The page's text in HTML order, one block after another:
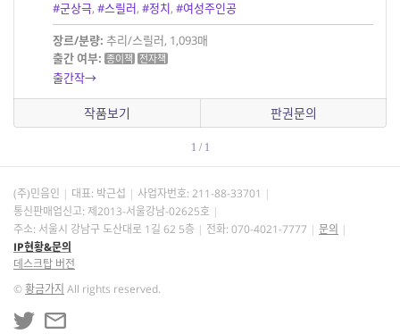
#군상극, #스릴러, #정치, #여성주인공
장르/분량: 추리/스릴러, 1,093매
출간 여부: 종이책 전자책
출간작→
작품보기 판권문의
1 / 1
(주)민음인 대표: 박근섭 사업자번호: 211-88-33701
통신판매업신고: 제2013-서울강남-02625호
주소: 서울시 강남구 도산대로 1길 62 5층
전화: 070-4021-7777
문의
IP현황&문의
데스크탑 버전
©황금가지 All rights reserved.